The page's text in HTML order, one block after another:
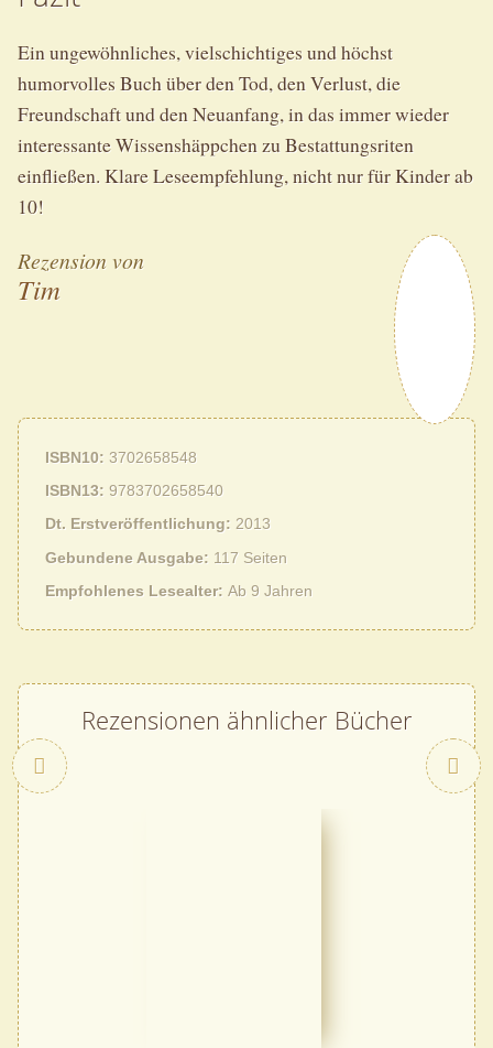
Ein ungewöhnliches, vielschichtiges und höchst
humorvolles Buch über den Tod, den Verlust, die
Freundschaft und den Neuanfang, in das immer wieder
interessante Wissenshäppchen zu Bestattungsriten
einfließen. Klare Leseempfehlung, nicht nur für Kinder ab
10!
Rezension von
Tim
ISBN10
3702658548
ISBN13 9783702658540
Dt. Erstveröffentlichung
2013
Gebundene Ausgabe
117 Seiten
Empfohlenes Lesealter Ab 9 Jahren
Rezensionen ähnlicher Bücher